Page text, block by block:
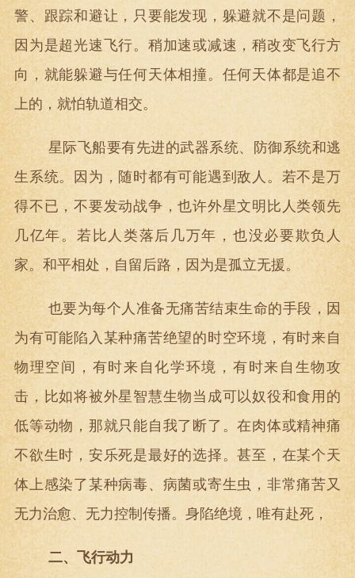
警、跟踪和避让，只要能发现，躲避就不是问题，
因为是超光速飞行。稍加速或减速，稍改变飞行方
向，就能躲避与任何天体相撞。任何天体都是追不
上的，就怕轨道相交。
星际飞船要有先进的武器系统、防御系统和逃
生系统。因为，随时都有可能遇到敌人。若不是万
得不已，不要发动战争，也许外星文明比人类领先
几亿年。若比人类落后几万年，也没必要欺负人
家。和平相处，自留后路，因为是孤立无援。
也要为每个人准备无痛苦结束生命的手段，因
为有可能陷入某种痛苦绝望的时空环境，有时来自
物理空间，有时来自化学环境，有时来自生物攻
击，比如将被外星智慧生物当成可以奴役和食用的
低等动物，那就只能自我了断了。在肉体或精神痛
不欲生时，安乐死是最好的选择。甚至，在某个天
体上感染了某种病毒、病菌或寄生虫，非常痛苦又
无力治愈、无力控制传播。身陷绝境，唯有赴死，
二、飞行动力